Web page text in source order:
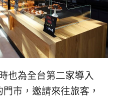
也為全台第二家導入
市，邀請來往旅客，